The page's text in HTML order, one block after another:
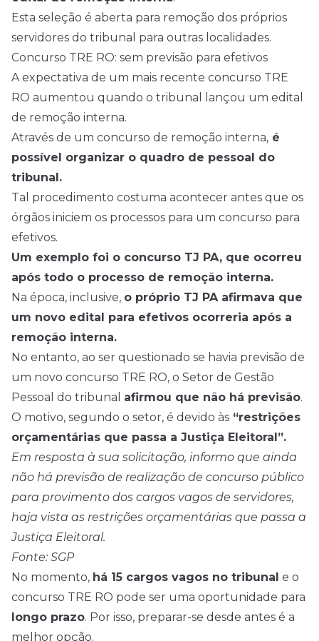
Esta seleção é aberta para remoção dos próprios
servidores do tribunal para outras localidades.
Concurso TRE RO: sem previsão para efetivos
A expectativa de um mais recente concurso TRE
RO aumentou quando o tribunal lançou um edital
de remoção interna.
Através de um concurso de remoção interna, é
possível organizar o quadro de pessoal do
tribunal.
Tal procedimento costuma acontecer antes que os
órgãos iniciem os processos para um concurso para
efetivos.
Um exemplo foi o concurso TJ PA, que ocorreu
após todo o processo de remoção interna.
Na época, inclusive, o próprio TJ PA afirmava que
um novo edital para efetivos ocorreria após a
remoção interna.
No entanto, ao ser questionado se havia previsão de
um novo concurso TRE RO, o Setor de Gestão
Pessoal do tribunal afirmou que não há previsão.
O motivo, segundo o setor, é devido às “restrições
orçamentárias que passa a Justiça Eleitoral”.
Em resposta à sua solicitação, informo que ainda
não há previsão de realização de concurso público
para provimento dos cargos vagos de servidores,
haja vista as restrições orçamentárias que passa a
Justiça Eleitoral.
Fonte: SGP
No momento, há 15 cargos vagos no tribunal e o
concurso TRE RO pode ser uma oportunidade para
longo prazo. Por isso, preparar-se desde antes é a
melhor opção.